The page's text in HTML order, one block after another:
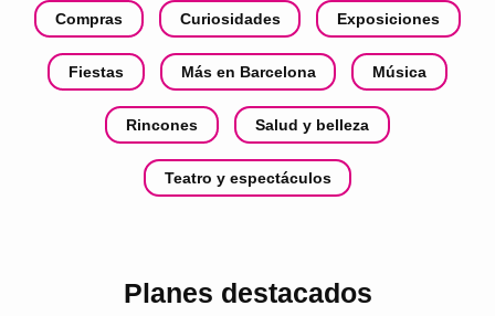
Compras Curiosidades Exposiciones
Fiestas Más en Barcelona Música
Rincones Salud y belleza
Teatro y espectáculos
Planes destacados